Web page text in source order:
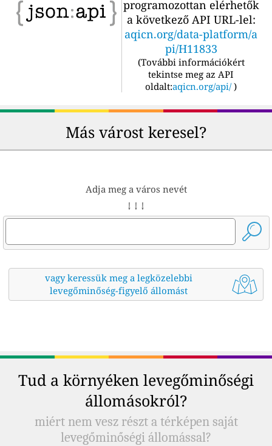
programozottan elérhetők
a következő API URL-lel:
aqicn.org/data-platform/a
pi/H11833
(További információkért
tekintse meg az API
oldalt:aqicn.org/api/ )
Más várost keresel?
Adja meg a város nevét
↓ ↓ ↓
vagy keressük meg a legközelebbi
levegőminőség-figyelő állomást
Tud a környéken levegőminőségi
állomásokról?
miért nem vesz részt a térképen saját
levegőminőségi állomással?